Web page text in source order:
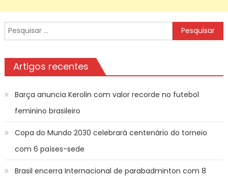
Pesquisar
por:
Artigos recentes
Barça anuncia Kerolin com valor recorde no futebol
feminino brasileiro
Copa do Mundo 2030 celebrará centenário do torneio
com 6 países-sede
Brasil encerra Internacional de parabadminton com 8